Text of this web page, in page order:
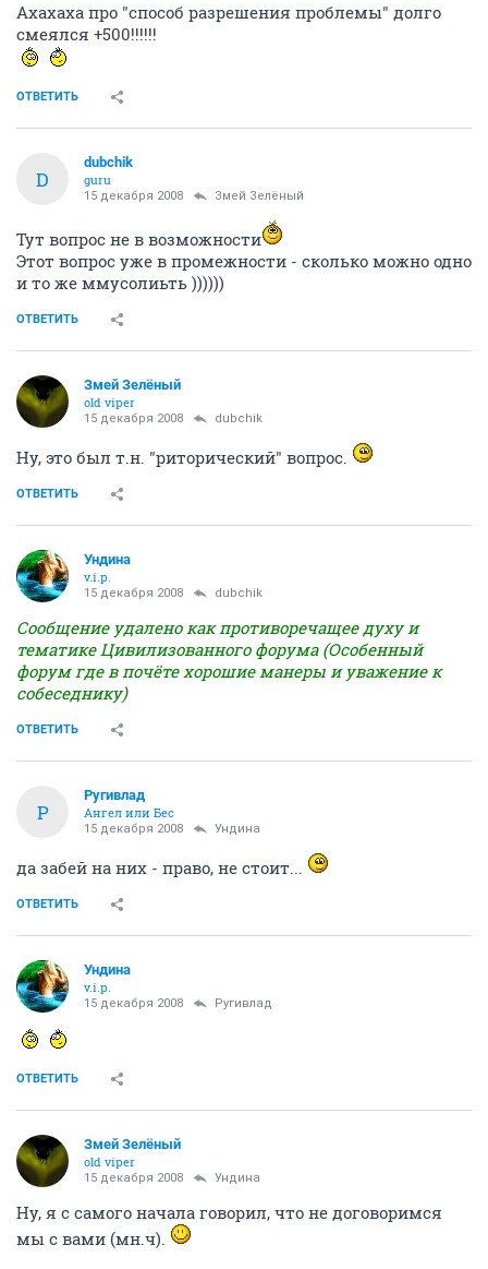
Ахахаха про "способ разрешения проблемы" долго
смеялся +500!!!!!!
ОТВЕТИТЬ
D
dubchik
guru
15 декабря 2008 Змей Зелёный
Тут вопрос не в возможности
Этот вопрос уже в промежности - сколько можно одно
и то же ммусолиьть ))))))
ОТВЕТИТЬ
Змей Зелёный
old viper
15 декабря 2008 dubchik
Ну, это был т.н. "риторический" вопрос.
ОТВЕТИТЬ
Ундина
v.i.p.
15 декабря 2008 dubchik
Сообщение удалено как противоречащее духу и
тематике Цивилизованного форума (Особенный
форум где в почёте хорошие манеры и уважение к
собеседнику)
ОТВЕТИТЬ
Р
Ругивлад
Ангел или Бес
15 декабря 2008 Ундина
да забей на них - право, не стоит...
ОТВЕТИТЬ
Ундина
v.i.p.
15 декабря 2008 Ругивлад
ОТВЕТИТЬ
Змей Зелёный
old viper
15 декабря 2008 Ундина
Ну, я с самого начала говорил, что не договоримся
мы с вами (мн.ч).